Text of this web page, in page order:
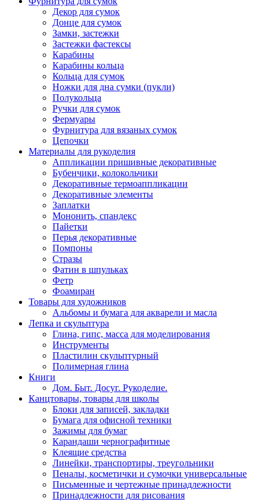
Декор для сумок
Донце для сумок
Замки, застежки
Застежки фастексы
Карабины
Карабины кольца
Кольца для сумок
Ножки для дна сумки (пукли)
Полукольца
Ручки для сумок
Фермуары
Фурнитура для вязаных сумок
Цепочки
Материалы для рукоделия
Аппликации пришивные декоративные
Бубенчики, колокольчики
Декоративные термоаппликации
Декоративные элементы
Заплатки
Мононить, спандекс
Пайетки
Перья декоративные
Помпоны
Стразы
Фатин в шпульках
Фетр
Фоамиран
Товары для художников
Альбомы и бумага для акварели и масла
Лепка и скульптура
Глина, гипс, масса для моделирования
Инструменты
Пластилин скульптурный
Полимерная глина
Книги
Дом. Быт. Досуг. Рукоделие.
Канцтовары, товары для школы
Блоки для записей, закладки
Бумага для офисной техники
Зажимы для бумаг
Карандаши чернографитные
Клеящие средства
Линейки, транспортиры, треугольники
Пеналы, косметички и сумочки универсальные
Письменные и чертежные принадлежности
Принадлежности для рисования